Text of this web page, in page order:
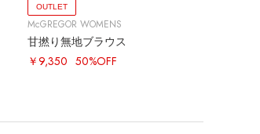
OUTLET
McGREGOR WOMENS
甘撚り無地ブラウス
￥9,350 50%OFF